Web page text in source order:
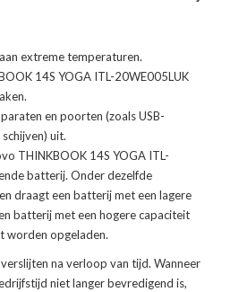
extreme temperaturen.
14S YOGA ITL-20WE005LUK
en poorten (zoals USB-
uit.
THINKBOOK 14S YOGA ITL-
batterij. Onder dezelfde
draagt een batterij met een lagere
batterij met een hogere capaciteit
worden opgeladen.
na verloop van tijd. Wanneer
niet langer bevredigend is,